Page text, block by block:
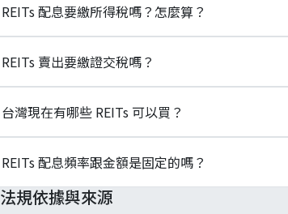
REITs 是《不動產證券化條例》下的信託受益證
投資信託及顧問法》下的受益憑證，由投信公司
REITs 賣出免徵證交稅、ETF 賣出課 0.1%。
REITs 配息要繳所得稅嗎？怎麼算？
REITs 配息屬「利息所得」（《不動產證券化條
第三目按分配額扣繳 10%、分離課稅，不併入綜
際稅率高於 10% 的人有節稅效果。
REITs 賣出要繳證交稅嗎？
不用。《不動產證券化條例》§49 明定 REITs 受
0.1% 都不同。買進與賣出仍須繳交券商手續費
同。
台灣現在有哪些 REITs 可以買？
證券交易所掛牌的 REITs 商品代號末碼為 T，常
新光 R1、01004T 土銀富邦 R2 等，總數不到 10
現行掛牌清單以證交所公告為準。
REITs 配息頻率跟金額是固定的嗎？
法規依據與來源